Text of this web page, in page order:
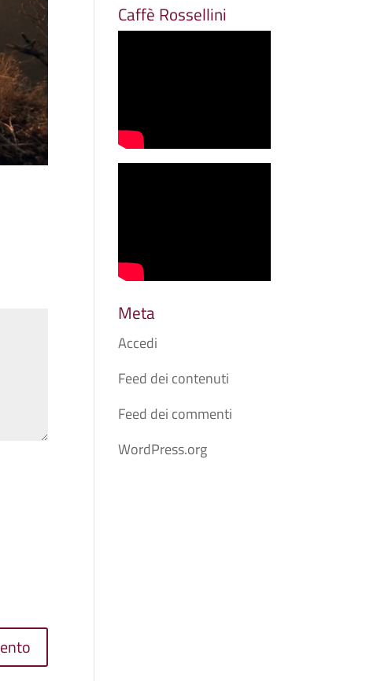
Caffè Rossellini
Meta
Accedi
Feed dei contenuti
Feed dei commenti
WordPress.org